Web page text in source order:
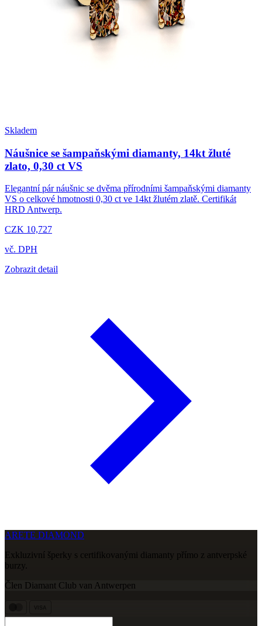
Skladem
Náušnice se šampaňskými diamanty, 14kt žluté
zlato, 0,30 ct VS
Elegantní pár náušnic se dvěma přírodními šampaňskými diamanty
VS o celkové hmotnosti 0,30 ct ve 14kt žlutém zlatě. Certifikát
HRD Antwerp.
CZK 10,727
vč. DPH
Zobrazit detail
ARETE DIAMOND
Exkluzivní šperky s certifikovanými diamanty přímo z antverpské
burzy.
Člen Diamant Club van Antwerpen